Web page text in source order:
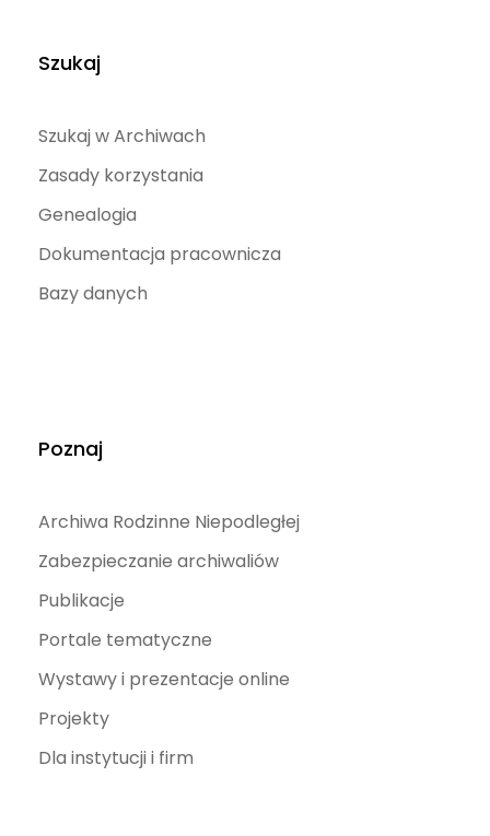
Szukaj
Szukaj w Archiwach
Zasady korzystania
Genealogia
Dokumentacja pracownicza
Bazy danych
Poznaj
Archiwa Rodzinne Niepodległej
Zabezpieczanie archiwaliów
Publikacje
Portale tematyczne
Wystawy i prezentacje online
Projekty
Dla instytucji i firm